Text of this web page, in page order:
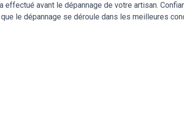
avant le dépannage de votre artisan.
le dépannage se déroule dans les meilleures